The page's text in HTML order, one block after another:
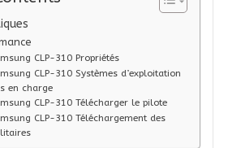
CLP-310 Propriétés
CLP-310 Systèmes d’exploitation
en charge
CLP-310 Télécharger le pilote
CLP-310 Téléchargement des